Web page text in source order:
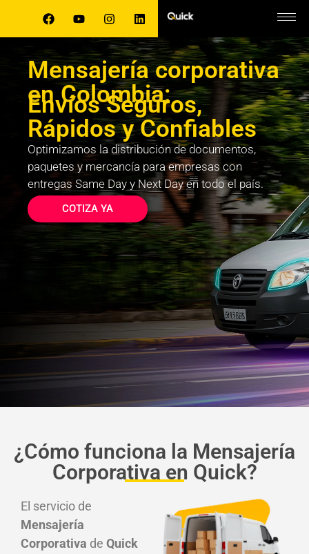
Mensajería corporativa
en Colombia:
Envíos Seguros,
Rápidos y Confiables
Optimizamos la distribución de documentos,
paquetes y mercancía para empresas con
entregas Same Day y Next Day en todo el país.
COTIZA YA
¿Cómo funciona la Mensajería
Corporativa en Quick?
El servicio de
Mensajería
Corporativa de Quick